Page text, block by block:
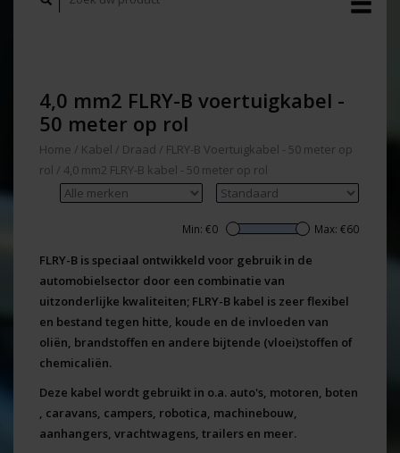
4,0 mm2 FLRY-B voertuigkabel -
50 meter op rol
Home / Kabel / Draad / FLRY-B Voertuigkabel - 50 meter op
rol / 4,0 mm2 FLRY-B kabel - 50 meter op rol
Min: €0 Max: €60
FLRY-B is speciaal ontwikkeld voor gebruik in de
automobielsector door een combinatie van
uitzonderlijke kwaliteiten; FLRY-B kabel is zeer flexibel
en bestand tegen hitte, koude en de invloeden van
oliën, brandstoffen en andere bijtende (vloei)stoffen of
chemicaliën.
Deze kabel wordt gebruikt in o.a. auto's, motoren, boten
, caravans, campers, robotica, machinebouw,
aanhangers, vrachtwagens, trailers en meer.